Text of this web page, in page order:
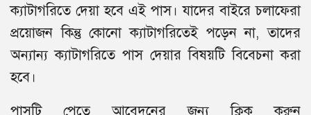
ক্যাটাগরিতে দেয়া হবে এই পাস। যাদের বাইরে চলাফেরা
প্রয়োজন কিন্তু কোনো ক্যাটাগরিতেই পড়েন না, তাদের
অন্যান্য ক্যাটাগরিতে পাস দেয়ার বিষয়টি বিবেচনা করা
হবে।
পাসটি পেতে আবেদনের জন্য ক্লিক করুন